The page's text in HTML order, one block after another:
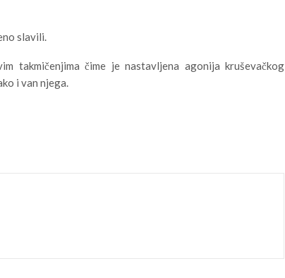
slavili.
takmičenjima čime je nastavljena agonija kruševačkog
i van njega.